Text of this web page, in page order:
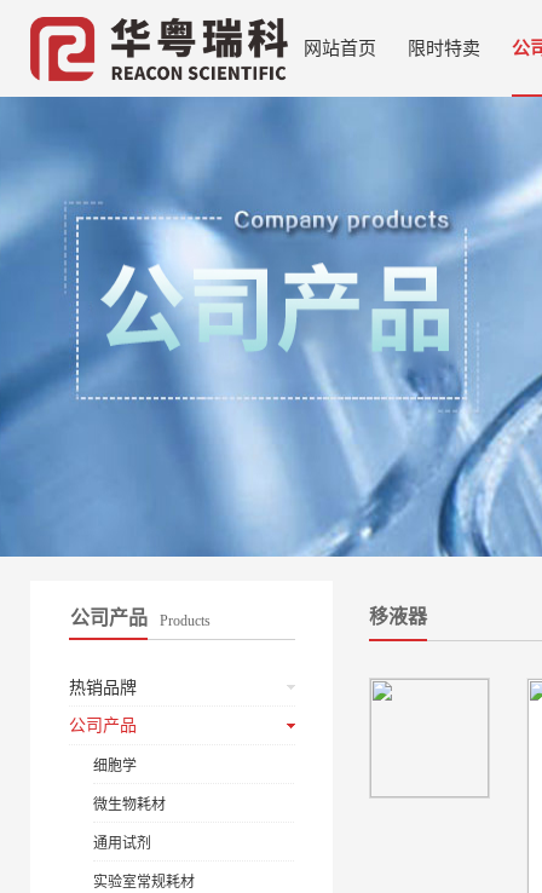
网站首页 限时特卖 公
公司产品 Products
热销品牌
公司产品
细胞学
微生物耗材
通用试剂
实验室常规耗材
移液器